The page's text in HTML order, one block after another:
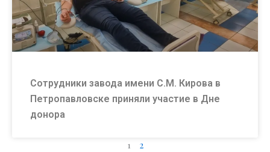
Сотрудники завода имени С.М. Кирова в
Петропавловске приняли участие в Дне
донора
1 2